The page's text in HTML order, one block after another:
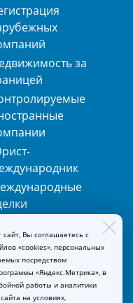
за
знаков
сайт, Вы соглашаетесь с
«cookies», персональных
посредством
«Яндекс.Метрика», в
работы и аналитики
на условиях,